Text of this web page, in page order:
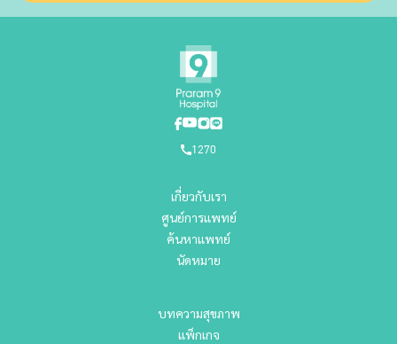
1270
เกี่ยวกับเรา
ศูนย์การแพทย์
ค้นหาแพทย์
นัดหมาย
บทความสุขภาพ
แพ็กเกจ